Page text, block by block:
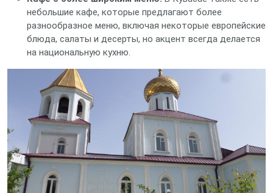
небольшие кафе, которые предлагают более
разнообразное меню, включая некоторые европейские
блюда, салаты и десерты, но акцент всегда делается
на национальную кухню.